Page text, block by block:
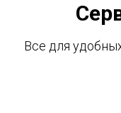
Все для